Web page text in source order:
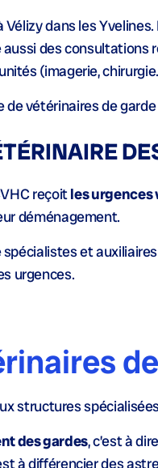
dans les
des
(imagerie,
vétérinaires de
reçoitles
déménagement.
spécialistes et
urgences.
structures
des gardes, c’est à
à différencier des